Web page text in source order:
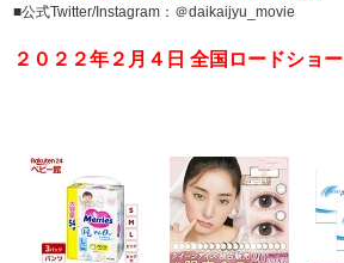
■公式Twitter/Instagram：＠daikaijyu_movie
２０２２年２月４日 全国ロードショー